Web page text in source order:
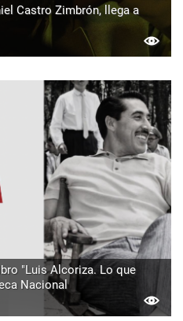
Castro Zimbrón, llega a
"Luis Alcoriza. Lo que
Nacional